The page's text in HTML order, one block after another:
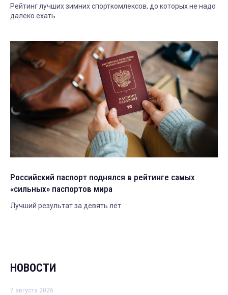
Рейтинг лучших зимних спорткомлексов, до которых не надо
далеко ехать.
Российский паспорт поднялся в рейтинге самых
«сильных» паспортов мира
Лучший результат за девять лет
НОВОСТИ
7 августа 2026